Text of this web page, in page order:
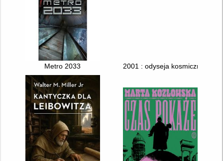
Metro 2033 2001 : odyseja kosmiczna